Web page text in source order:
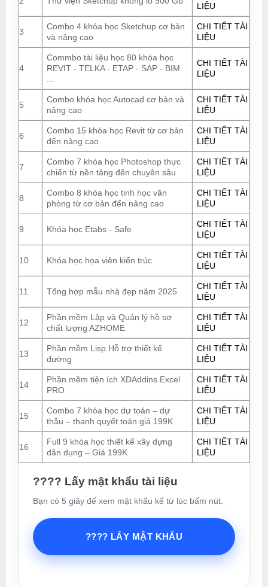
LIỆU
3
Combo 4 khóa học Sketchup cơ bản
và nâng cao
CHI TIẾT TÀI
LIỆU
4
Commbo tài liệu học 80 khóa học
REVIT - TELKA - ETAP - SAP - BIM
CHI TIẾT TÀI
LIỆU
5
Combo khóa học Autocad cơ bản và
nâng cao
CHI TIẾT TÀI
LIỆU
6
Combo 15 khóa học Revit từ cơ bản
đến nâng cao
CHI TIẾT TÀI
LIỆU
7
Combo 7 khóa học Photoshop thực
chiến từ nền tảng đến chuyên sâu
CHI TIẾT TÀI
LIỆU
8
Combo 8 khóa học tinh học văn
phòng từ cơ bản đến nâng cao
CHI TIẾT TÀI
LIỆU
9 Khóa học Etabs - Safe
CHI TIẾT TÀI
LIỆU
10 Khóa học họa viên kiến trúc
CHI TIẾT TÀI
LIỆU
11 Tổng hợp mẫu nhà đẹp năm 2025
CHI TIẾT TÀI
LIỆU
12
Phần mềm Lập và Quản lý hồ sơ
chất lượng AZHOME
CHI TIẾT TÀI
LIỆU
13
Phần mềm Lisp Hỗ trợ thiết kế
đường
CHI TIẾT TÀI
LIỆU
14
Phần mềm tiện ích XDAddins Excel
PRO
CHI TIẾT TÀI
LIỆU
15
Combo 7 khóa học dự toán – dự
thầu – thanh quyết toán giá 199K
CHI TIẾT TÀI
LIỆU
16
Full 9 khóa học thiết kế xây dựng
dân dụng – Giá 199K
CHI TIẾT TÀI
LIỆU
???? Lấy mật khẩu tài liệu
Bạn có 5 giây để xem mật khẩu kể từ lúc bấm nút.
???? LẤY MẬT KHẨU